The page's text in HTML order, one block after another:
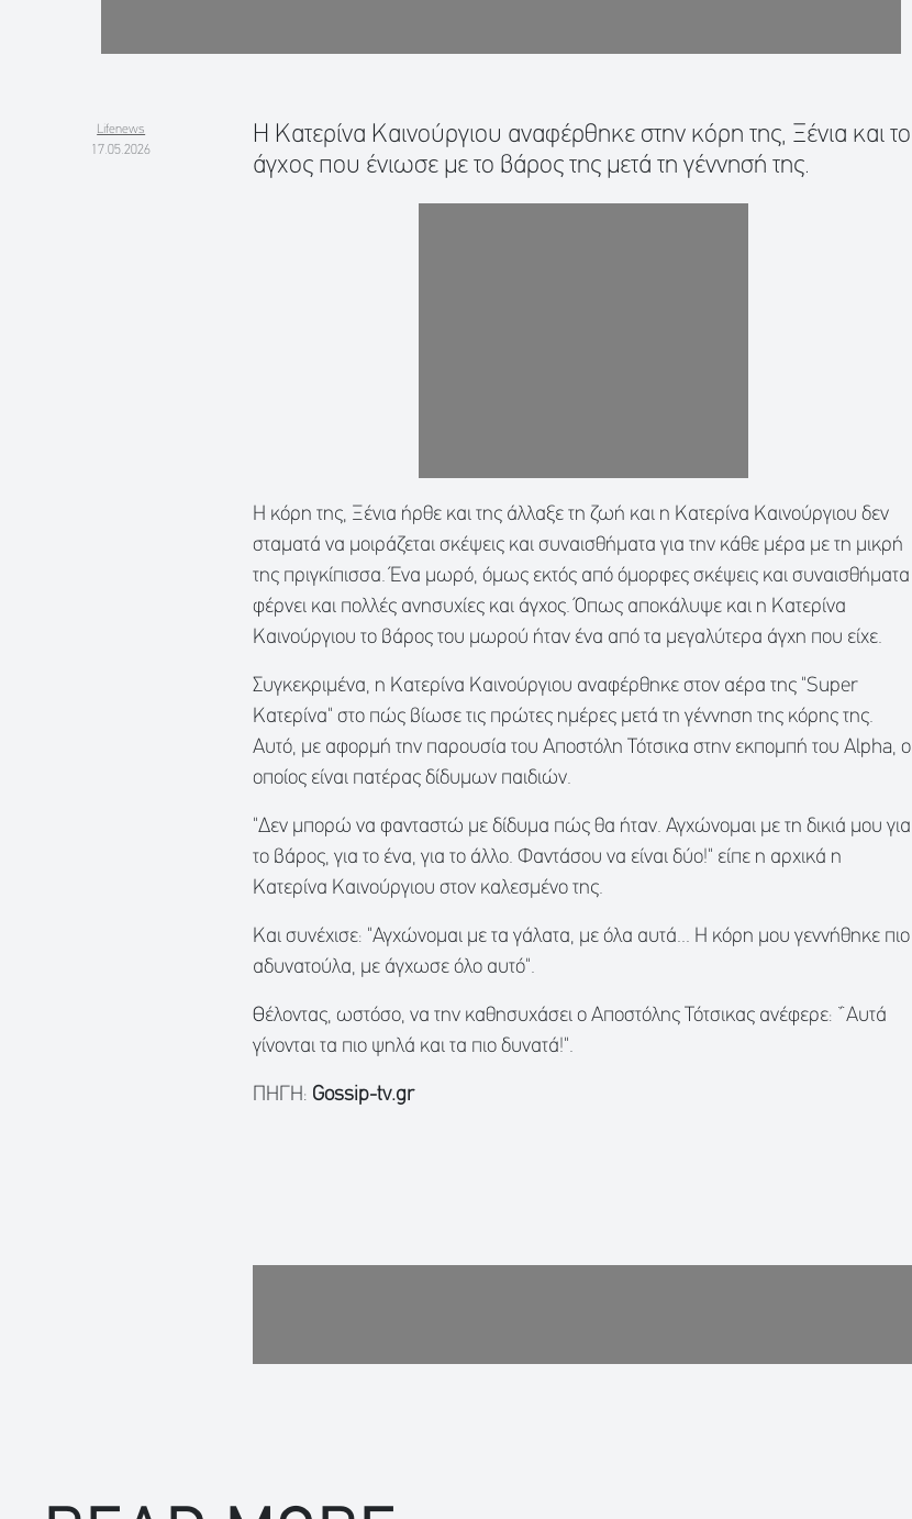
Lifenews
17.05.2026
Η Κατερίνα Καινούργιου αναφέρθηκε στην κόρη της, Ξένια και το
άγχος που ένιωσε με το βάρος της μετά τη γέννησή της.
Η κόρη της, Ξένια ήρθε και της άλλαξε τη ζωή και η Κατερίνα Καινούργιου δεν
σταματά να μοιράζεται σκέψεις και συναισθήματα για την κάθε μέρα με τη μικρή
της πριγκίπισσα. Ένα μωρό, όμως εκτός από όμορφες σκέψεις και συναισθήματα
φέρνει και πολλές ανησυχίες και άγχος. Όπως αποκάλυψε και η Κατερίνα
Καινούργιου το βάρος του μωρού ήταν ένα από τα μεγαλύτερα άγχη που είχε.
Συγκεκριμένα, η Κατερίνα Καινούργιου αναφέρθηκε στον αέρα της "Super
Κατερίνα" στο πώς βίωσε τις πρώτες ημέρες μετά τη γέννηση της κόρης της.
Αυτό, με αφορμή την παρουσία του Αποστόλη Τότσικα στην εκπομπή του Alpha, ο
οποίος είναι πατέρας δίδυμων παιδιών.
"Δεν μπορώ να φανταστώ με δίδυμα πώς θα ήταν. Αγχώνομαι με τη δικιά μου για
το βάρος, για το ένα, για το άλλο. Φαντάσου να είναι δύο!" είπε η αρχικά η
Κατερίνα Καινούργιου στον καλεσμένο της.
Και συνέχισε: "Αγχώνομαι με τα γάλατα, με όλα αυτά... Η κόρη μου γεννήθηκε πιο
αδυνατούλα, με άγχωσε όλο αυτό".
Θέλοντας, ωστόσο, να την καθησυχάσει ο Αποστόλης Τότσικας ανέφερε: ΅Αυτά
γίνονται τα πιο ψηλά και τα πιο δυνατά!".
ΠΗΓΗ: Gossip-tv.gr